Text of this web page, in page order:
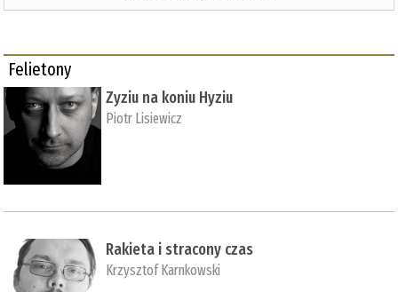
Felietony
Zyziu na koniu Hyziu
Piotr Lisiewicz
Rakieta i stracony czas
Krzysztof Karnkowski